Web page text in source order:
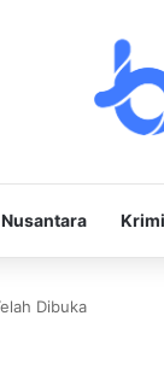
Nusantara
Dibuka